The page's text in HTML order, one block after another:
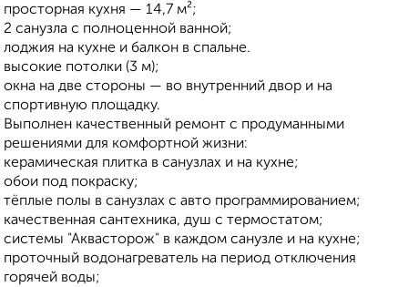
просторная кухня — 14,7 м²;
2 санузла с полноценной ванной;
лоджия на кухне и балкон в спальне.
высокие потолки (3 м);
окна на две стороны — во внутренний двор и на
спортивную площадку.
Выполнен качественный ремонт с продуманными
решениями для комфортной жизни:
керамическая плитка в санузлах и на кухне;
обои под покраску;
тёплые полы в санузлах с авто программированием;
качественная сантехника, душ с термостатом;
системы "Аквасторож" в каждом санузле и на кухне;
проточный водонагреватель на период отключения
горячей воды;